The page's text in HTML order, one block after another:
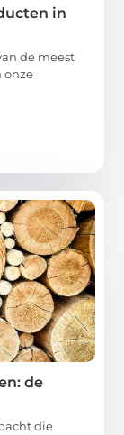
in
de meest
onze
de
die